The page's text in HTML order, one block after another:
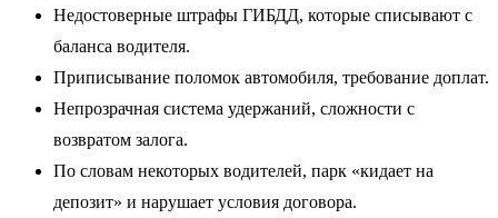
Недостоверные штрафы ГИБДД, которые списывают с
баланса водителя.
Приписывание поломок автомобиля, требование доплат.
Непрозрачная система удержаний, сложности с
возвратом залога.
По словам некоторых водителей, парк «кидает на
депозит» и нарушает условия договора.